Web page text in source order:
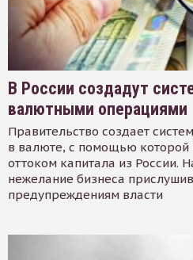
В России создадут
валютными операциями
Правительство создает
в валюте, с помощью которой
оттоком капитала из России.
нежелание бизнеса
предупреждениям власти